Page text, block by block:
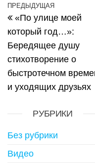
Навигация
Предыдущая запись
ПРЕДЫДУЩАЯ
«По улице моей
который год…»:
Бередящее душу
стихотворение о
быстротечном
и уходящих друзьях
РУБРИКИ
Без рубрики
Видео